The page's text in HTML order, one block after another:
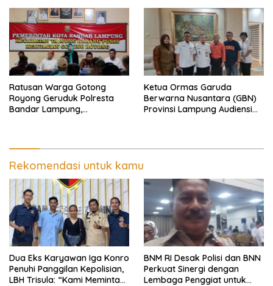
Ratusan Warga Gotong
Royong Geruduk Polresta
Bandar Lampung,
Pengancaman dan Dugaan
Pemalsuan Sporadik Tanah
Ketua Ormas Garuda
Berwarna Nusantara (GBN)
Provinsi Lampung Audiensi
Rekomendasi untuk kamu
Dua Eks Karyawan Iga Konro
Penuhi Panggilan Kepolisian,
LBH Trisula: “Kami Meminta
BNM RI Desak Polisi dan BNN
Perkuat Sinergi dengan
Lembaga Penggiat untuk